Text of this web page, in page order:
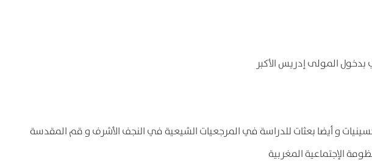
بدخول المولى إدريس الأكبر
و أيضا بعثات للدراسة في المرجعيات الشيعية في النجف الأشرف و قم المقدسة
الإجتماعية المغربية